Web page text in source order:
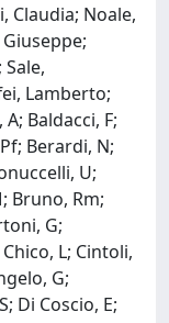
Claudia; Noale,
Lamberto;
Baldacci, F;
Berardi, N;
U;
Bruno, Rm;
G;
L; Cintoli,
G;
Di Coscio, E;